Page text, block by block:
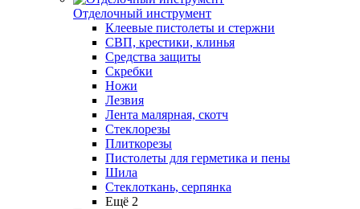
Отделочный инструмент
Клеевые пистолеты и стержни
СВП, крестики, клинья
Средства защиты
Скребки
Ножи
Лезвия
Лента малярная, скотч
Стеклорезы
Плиткорезы
Пистолеты для герметика и пены
Шила
Стеклоткань, серпянка
Ещё 2